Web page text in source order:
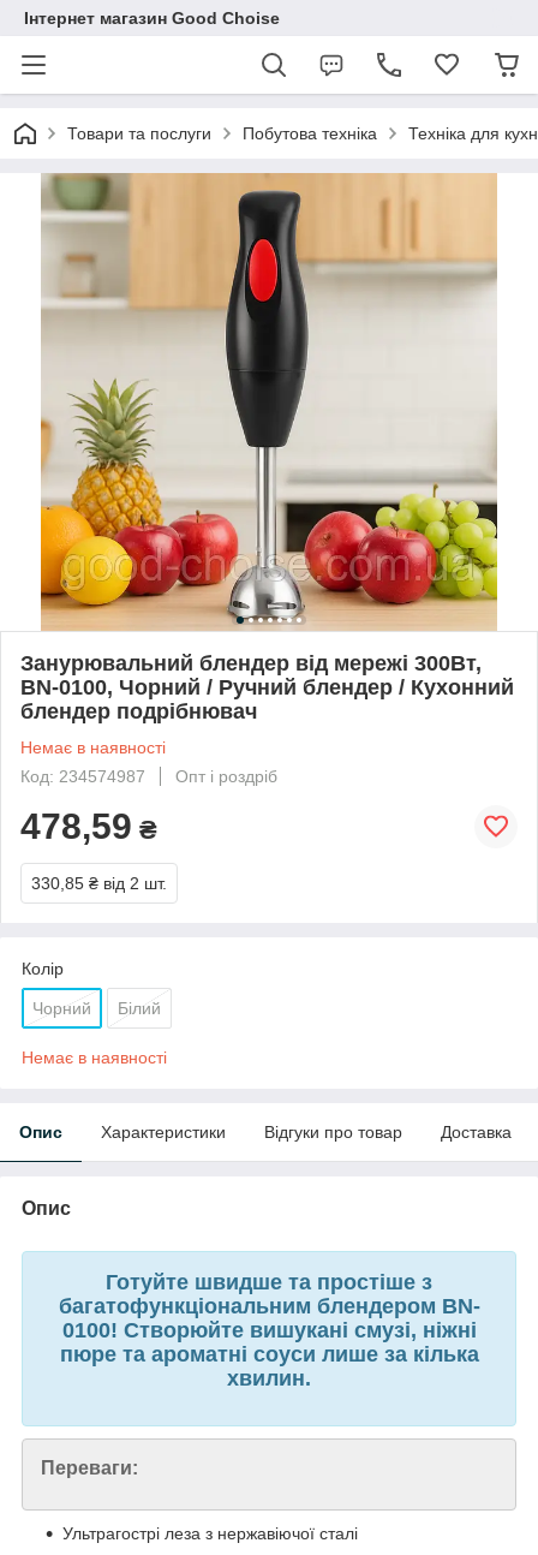
Інтернет магазин Good Choise
Товари та послуги Побутова техніка Техніка для
Занурювальний блендер від мережі 300Вт,
BN-0100, Чорний / Ручний блендер / Кухонний
блендер подрібнювач
Немає в наявності
Код: 234574987
Опт і роздріб
478,59 ₴
330,85 ₴ від 2 шт.
Колір
Чорний Білий
Немає в наявності
Опис Характеристики Відгуки про товар Доставка
Опис
Готуйте швидше та простіше з
багатофункціональним блендером BN-
0100! Створюйте вишукані смузі, ніжні
пюре та ароматні соуси лише за кілька
хвилин.
Переваги:
Ультрагострі леза з нержавіючої сталі